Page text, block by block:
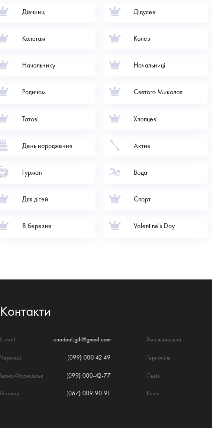
Дівчинці Дідусеві
Колегам Колезі
Начальнику Начальниці
Родичам Святого Миколая
Татові Хлопцеві
День народження Актив
Гурман Вода
Для дітей Спорт
8 березня Valentine's Day
Контакти
E-mail onedeal.gift@gmail.com Хмельницький
Чернівці (099) 000 42 49 Тернопіль
Івано-Франківськ (099) 000-42-77 Львів
Вінниця (067) 009-90-91 Рівне